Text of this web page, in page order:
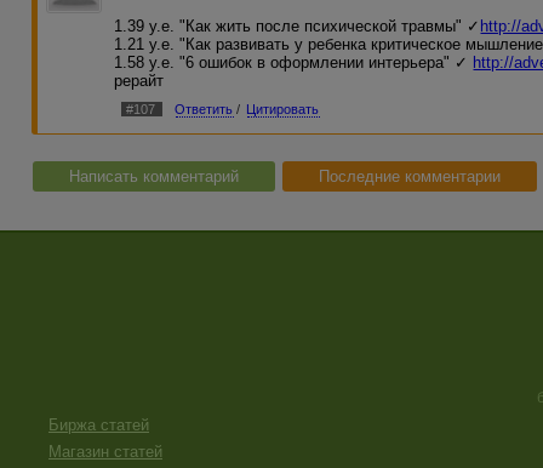
1.39 у.е. "Как жить после психической травмы" ✓ http://
1.21 у.е. "Как развивать у ребенка критическое
1.58 у.е. "6 ошибок в оформлении интерьера" ✓ http://
рерайт
#107 Ответить / Цитировать
Написать комментарий Последние комментарии
Биржа статей
Магазин статей